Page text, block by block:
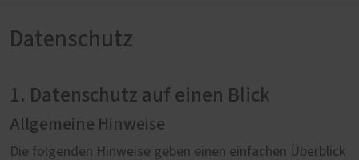
Datenschutz
1. Datenschutz auf einen Blick
Allgemeine Hinweise
Die folgenden Hinweise geben einen einfachen Überblick